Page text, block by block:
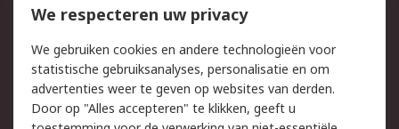
Bestellen
Inkoopoplossingen
Track & Trace
Wettelijk
We respecteren uw privacy
We gebruiken cookies en andere technologieën voor
statistische gebruiksanalyses, personalisatie en om
advertenties weer te geven op websites van derden.
Door op "Alles accepteren" te klikken, geeft u